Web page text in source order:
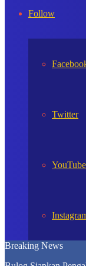
In
Follow
Twitter
YouTube
Breaking News